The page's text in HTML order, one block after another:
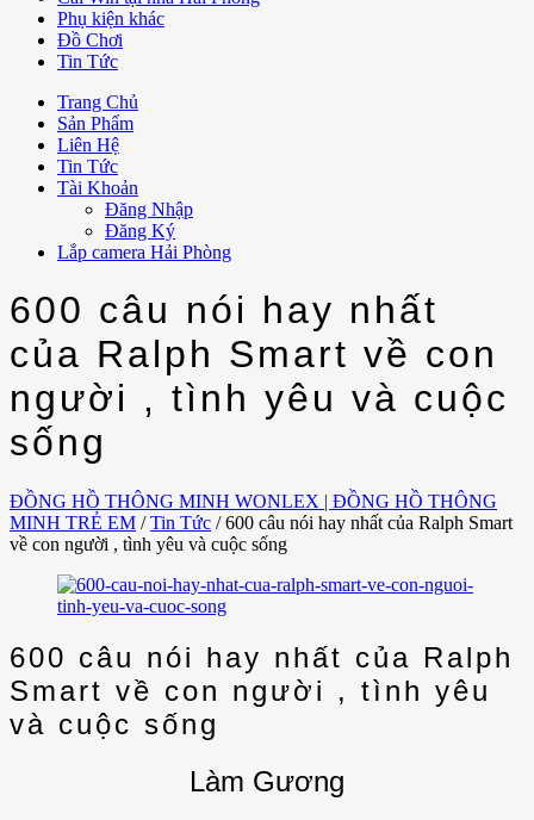
Phụ kiện khác
Đồ Chơi
Tin Tức
Trang Chủ
Sản Phẩm
Liên Hệ
Tin Tức
Tài Khoản
Đăng Nhập
Đăng Ký
Lắp camera Hải Phòng
600 câu nói hay nhất
của Ralph Smart về con
người , tình yêu và cuộc
sống
ĐỒNG HỒ THÔNG MINH WONLEX | ĐỒNG HỒ THÔNG
MINH TRẺ EM / Tin Tức / 600 câu nói hay nhất của Ralph Smart
về con người , tình yêu và cuộc sống
600 câu nói hay nhất của Ralph
Smart về con người , tình yêu
và cuộc sống
Làm Gương